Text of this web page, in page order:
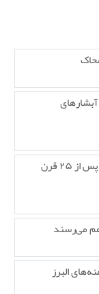
۱۰ حقیقت جالب درباره تخت جمشید؛ شکوهی که پس از ۲۵ قرن
هم می‌رسند
البرز